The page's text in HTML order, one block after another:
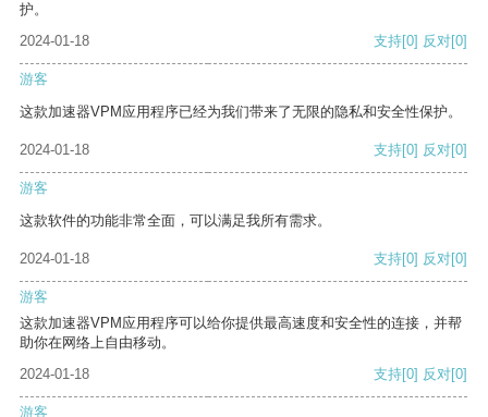
护。
2024-01-18
支持[0] 反对[0]
游客
这款加速器VPM应用程序已经为我们带来了无限的隐私和安全性保护。
2024-01-18 支持[0] 反对[0]
游客
这款软件的功能非常全面，可以满足我所有需求。
2024-01-18 支持[0] 反对[0]
游客
这款加速器VPM应用程序可以给你提供最高速度和安全性的连接，并帮
助你在网络上自由移动。
2024-01-18
支持[0] 反对[0]
游客